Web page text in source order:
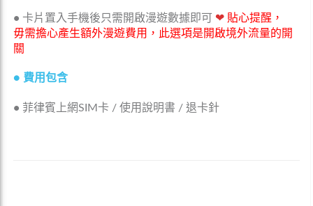
• 卡片置入手機後只需開啟漫遊數據即可 ❤ 貼心提醒，
毋需擔心產生額外漫遊費用，此選項是開啟境外流量的開
關
● 費用包含
• 菲律賓上網SIM卡 / 使用說明書 / 退卡針